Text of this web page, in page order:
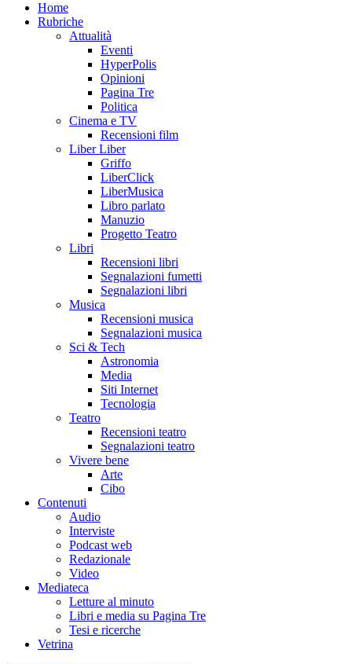
Home
Rubriche
Attualità
Eventi
HyperPolis
Opinioni
Pagina Tre
Politica
Cinema e TV
Recensioni film
Liber Liber
Griffo
LiberClick
LiberMusica
Libro parlato
Manuzio
Progetto Teatro
Libri
Recensioni libri
Segnalazioni fumetti
Segnalazioni libri
Musica
Recensioni musica
Segnalazioni musica
Sci & Tech
Astronomia
Media
Siti Internet
Tecnologia
Teatro
Recensioni teatro
Segnalazioni teatro
Vivere bene
Arte
Cibo
Contenuti
Audio
Interviste
Podcast web
Redazionale
Video
Mediateca
Letture al minuto
Libri e media su Pagina Tre
Tesi e ricerche
Vetrina